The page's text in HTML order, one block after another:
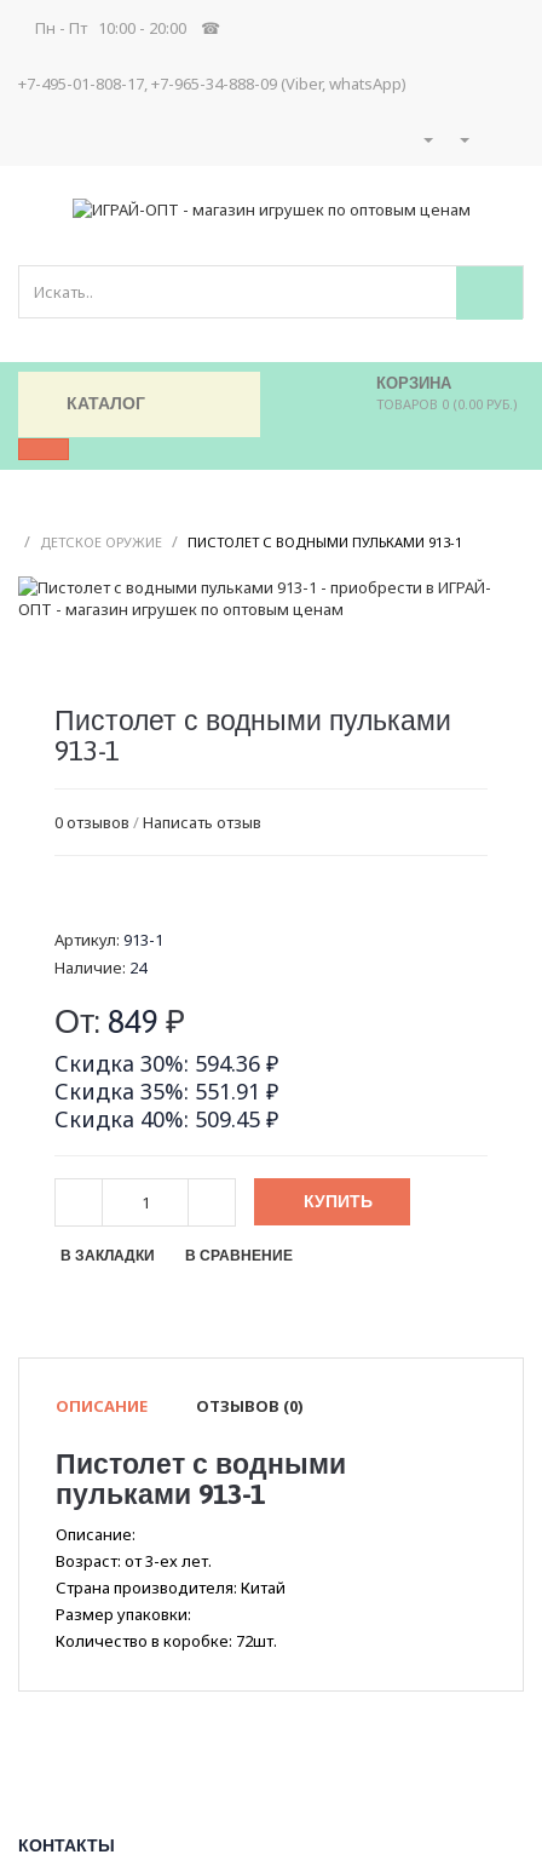
Пн - Пт 10:00 - 20:00 ☎
+7-495-01-808-17, +7-965-34-888-09 (Viber, whatsApp)
КОРЗИНА
ТОВАРОВ 0 (0.00 РУБ.)
КАТАЛОГ
/ ДЕТСКОЕ ОРУЖИЕ / ПИСТОЛЕТ С ВОДНЫМИ ПУЛЬКАМИ 913-1
Пистолет с водными пульками
913-1
0 отзывов /Написать отзыв
Артикул: 913-1
Наличие: 24
От: 849 ₽
Скидка 30%: 594.36 ₽
Скидка 35%: 551.91 ₽
Скидка 40%: 509.45 ₽
КУПИТЬ
В ЗАКЛАДКИ В СРАВНЕНИЕ
ОПИСАНИЕ ОТЗЫВОВ (0)
Пистолет с водными
пульками 913-1
Описание:
Возраст: от 3-ех лет.
Страна производителя: Китай
Размер упаковки:
Количество в коробке: 72шт.
КОНТАКТЫ